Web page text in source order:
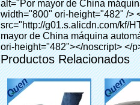
Productos Relacionados